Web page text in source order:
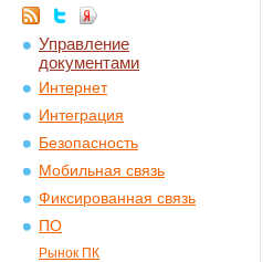
Управление
документами
Интернет
Интеграция
Безопасность
Мобильная связь
Фиксированная связь
ПО
Рынок ПК